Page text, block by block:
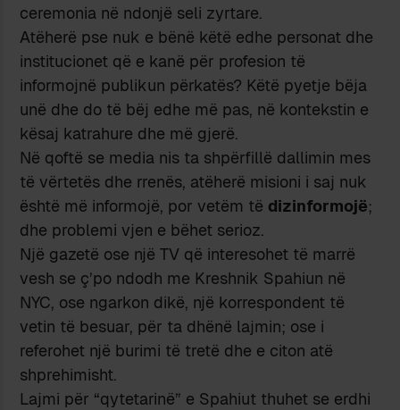
ceremonia në ndonjë seli zyrtare.
Atëherë pse nuk e bënë këtë edhe personat dhe
institucionet që e kanë për profesion të
informojnë publikun përkatës? Këtë pyetje bëja
unë dhe do të bëj edhe më pas, në kontekstin e
kësaj katrahure dhe më gjerë.
Në qoftë se media nis ta shpërfillë dallimin mes
të vërtetës dhe rrenës, atëherë misioni i saj nuk
është më informojë, por vetëm të dizinformojë;
dhe problemi vjen e bëhet serioz.
Një gazetë ose një TV që interesohet të marrë
vesh se ç’po ndodh me Kreshnik Spahiun në
NYC, ose ngarkon dikë, një korrespondent të
vetin të besuar, për ta dhënë lajmin; ose i
referohet një burimi të tretë dhe e citon atë
shprehimisht.
Lajmi për “qytetarinë” e Spahiut thuhet se erdhi